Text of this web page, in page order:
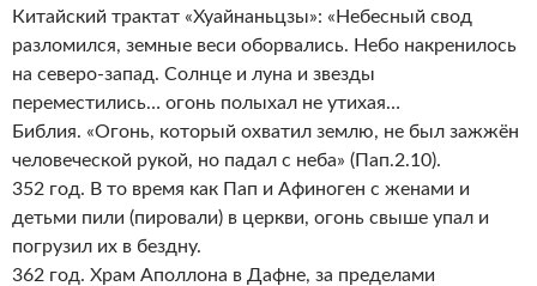
Китайский трактат «Хуайнаньцзы»: «Небесный свод
разломился, земные веси оборвались. Небо накренилось
на северо-запад. Солнце и луна и звезды
переместились… огонь полыхал не утихая…
Библия. «Огонь, который охватил землю, не был зажжён
человеческой рукой, но падал с неба» (Пап.2.10).
352 год. В то время как Пап и Афиноген с женами и
детьми пили (пировали) в церкви, огонь свыше упал и
погрузил их в бездну.
362 год. Храм Аполлона в Дафне, за пределами